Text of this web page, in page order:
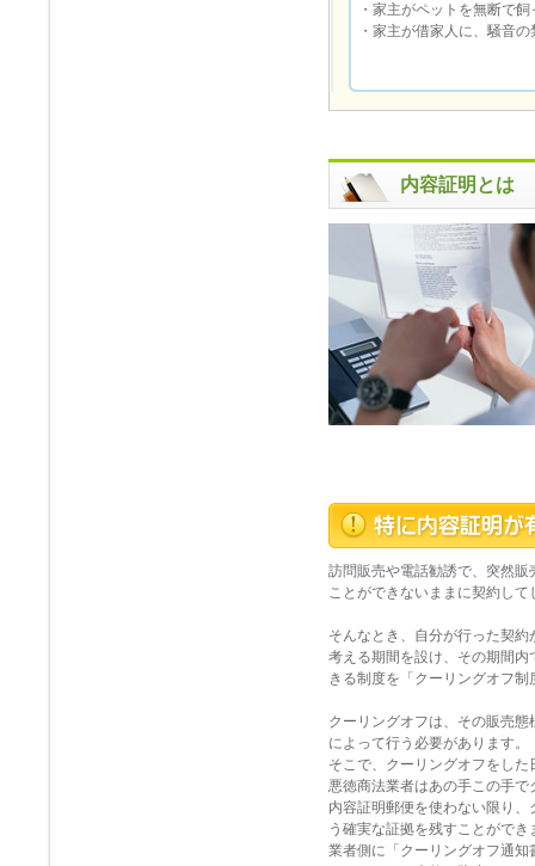
・家主がペットを無断で
・家主が借家人に、騒音
内容証明とは
訪問販売や電話勧誘で、突然
ことができないままに契約し
そんなとき、自分が行った契
考える期間を設け、その期間
きる制度を「クーリングオフ制
クーリングオフは、その販売
によって行う必要があります。
そこで、クーリングオフをし
悪徳商法業者はあの手この手
内容証明郵便を使わない限り
う確実な証拠を残すことができ
業者側に「クーリングオフ通